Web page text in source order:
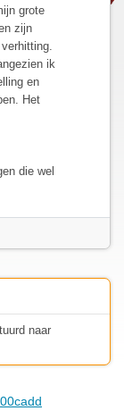
grote
zijn
ik
en
Het
die wel
naar